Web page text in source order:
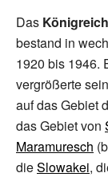
Das
bestand in
1920 bis 1946.
vergrößerte
auf das Gebiet
das Gebiet von
Maramuresch
dieSlowakei,